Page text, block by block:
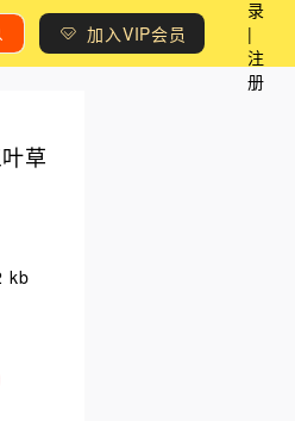
加入VIP会员
录
|
注
册
草
kb